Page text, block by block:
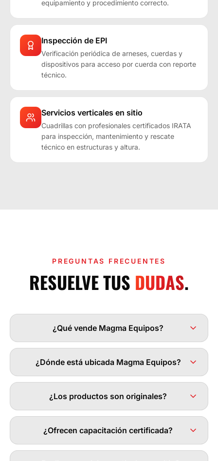
equipamiento y procedimiento correcto.
Inspección de EPI
Verificación periódica de arneses, cuerdas y
dispositivos para acceso por cuerda con reporte
técnico.
Servicios verticales en sitio
Cuadrillas con profesionales certificados IRATA
para inspección, mantenimiento y rescate
técnico en estructuras y altura.
PREGUNTAS FRECUENTES
RESUELVE TUS DUDAS.
¿Qué vende Magma Equipos?
¿Dónde está ubicada Magma Equipos?
¿Los productos son originales?
¿Ofrecen capacitación certificada?